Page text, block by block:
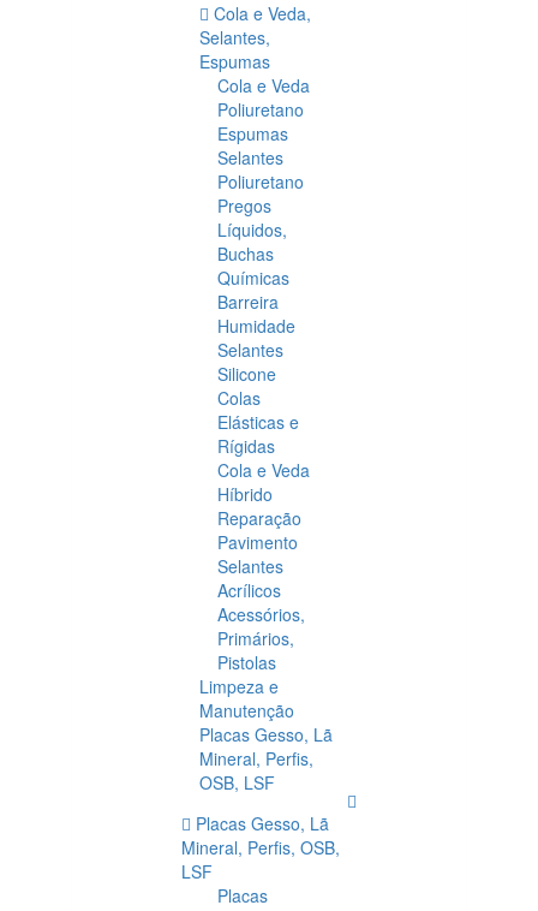
Cola e Veda,
Selantes,
Espumas
Cola e Veda
Poliuretano
Espumas
Selantes
Poliuretano
Pregos
Líquidos,
Buchas
Químicas
Barreira
Humidade
Selantes
Silicone
Colas
Elásticas e
Rígidas
Cola e Veda
Híbrido
Reparação
Pavimento
Selantes
Acrílicos
Acessórios,
Primários,
Pistolas
Limpeza e
Manutenção
Placas Gesso, Lã
Mineral, Perfis,
OSB, LSF
Placas Gesso, Lã
Mineral, Perfis, OSB,
LSF
Placas